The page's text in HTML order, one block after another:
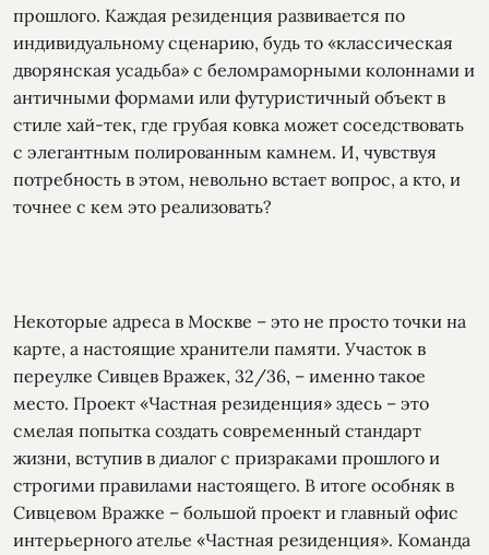
прошлого. Каждая резиденция развивается по
индивидуальному сценарию, будь то «классическая
дворянская усадьба» с беломраморными колоннами и
античными формами или футуристичный объект в
стиле хай-тек, где грубая ковка может соседствовать
с элегантным полированным камнем. И, чувствуя
потребность в этом, невольно встает вопрос, а кто, и
точнее с кем это реализовать?
Некоторые адреса в Москве – это не просто точки на
карте, а настоящие хранители памяти. Участок в
переулке Сивцев Вражек, 32/36, – именно такое
место. Проект «Частная резиденция» здесь – это
смелая попытка создать современный стандарт
жизни, вступив в диалог с призраками прошлого и
строгими правилами настоящего. В итоге особняк в
Сивцевом Вражке – большой проект и главный офис
интерьерного ателье «Частная резиденция». Команда